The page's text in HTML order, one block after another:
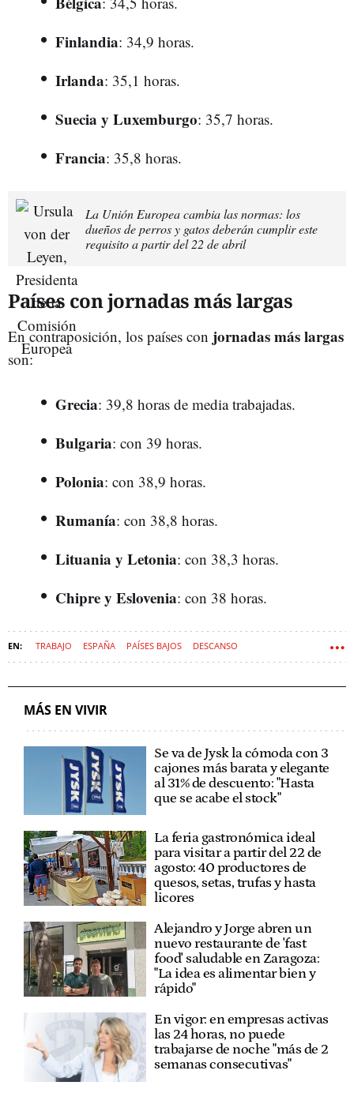
Finlandia: 34,9 horas.
Irlanda: 35,1 horas.
Suecia y Luxemburgo: 35,7 horas.
Francia: 35,8 horas.
La Unión Europea cambia las normas: los
dueños de perros y gatos deberán cumplir este
requisito a partir del 22 de abril
Países con jornadas más largas
En contraposición, los países con jornadas más largas
son:
Grecia: 39,8 horas de media trabajadas.
Bulgaria: con 39 horas.
Polonia: con 38,9 horas.
Rumanía: con 38,8 horas.
Lituania y Letonia: con 38,3 horas.
Chipre y Eslovenia: con 38 horas.
TRABAJO ESPAÑA PAÍSES BAJOS DESCANSO
MÁS EN VIVIR
Se va de Jysk la cómoda con 3
cajones más barata y elegante
al 31% de descuento: "Hasta
que se acabe el stock"
La feria gastronómica ideal
para visitar a partir del 22 de
agosto: 40 productores de
quesos, setas, trufas y hasta
licores
Alejandro y Jorge abren un
nuevo restaurante de 'fast
food' saludable en Zaragoza:
"La idea es alimentar bien y
rápido"
En vigor: en empresas activas
las 24 horas, no puede
trabajarse de noche "más de 2
semanas consecutivas"